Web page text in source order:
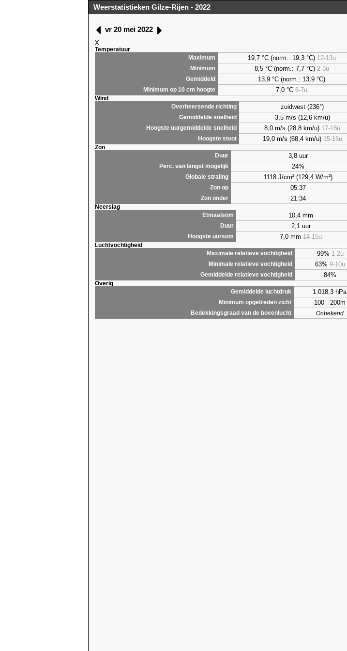
Weerstatistieken Gilze-Rijen - 2022
vr 20 mei 2022
X
Temperatuur
Maximum
19,7 °C (norm.: 19,3 °C) 12-13u
Minimum 8,5°C (norm.: 7,7 °C) 2-3u
Gemiddeld 13,9 °C (norm.: 13,9 °C)
Minimum op 10 cm hoogte 7,0 °C6-7u
Wind
Overheersende richting
zuidwest (236°)
Gemiddelde snelheid 3,5 m/s (12,6 km/u)
Hoogste uurgemiddelde snelheid 8,0 m/s (28,8 km/u) 17-18u
Hoogste stoot 19,0 m/s (68,4 km/u) 15-16u
Zon
Duur
3,8 uur
Perc. van langst mogelijk 24%
Globale straling 1118 J/cm² (129,4 W/m²)
Zon op 05:37
Zon onder 21:34
Neerslag
Etmaalsom
10,4 mm
Duur 2,1 uur
Hoogste uursom 7,0 mm 14-15u
Luchtvochtigheid
Maximale relatieve vochtigheid
99% 1-2u
Minimale relatieve vochtigheid 63%9-10u
Gemiddelde relatieve vochtigheid 84%
Overig
Gemiddelde luchtdruk
1.018,3 hPa
Minimum opgetreden zicht 100 - 200m
Bedekkingsgraad van de bovenlucht Onbekend